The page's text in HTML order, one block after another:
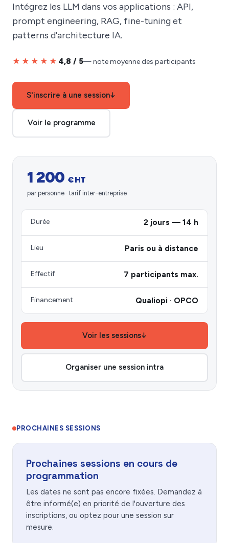
Intégrez les LLM dans vos applications : API,
prompt engineering, RAG, fine-tuning et
patterns d'architecture IA.
★★★★★ 4,8 / 5— note moyenne des participants
S'inscrire à une session↓
Voir le programme
1 200€ HT
par personne · tarif inter-entreprise
Durée 2 jours — 14 h
Lieu Paris ou à distance
Effectif 7 participants max.
Financement Qualiopi · OPCO
Voir les sessions↓
Organiser une session intra
PROCHAINES SESSIONS
Prochaines sessions en cours de
programmation
Les dates ne sont pas encore fixées. Demandez à
être informé(e) en priorité de l'ouverture des
inscriptions, ou optez pour une session sur
mesure.